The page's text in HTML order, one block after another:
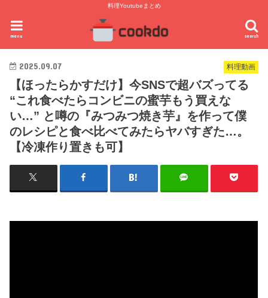
料理Youtubeまとめ
search
menu
料理動画
2025.09.07
【ほったらかすだけ】今SNSで超バズってる
“これ食べたらコンビニの蜜芋もう買えな
い…” と噂の『みつみつ焼き芋』を作って僕
のレシピと食べ比べてみたらヤバすぎた…。
【冷凍作り置きも可】